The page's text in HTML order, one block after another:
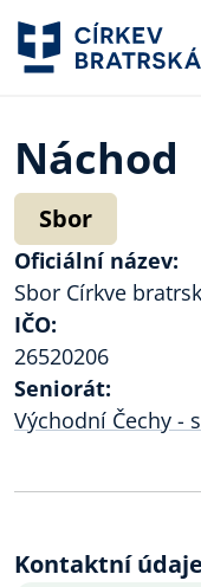
Náchod
Sbor
Oficiální název:
Sbor Církve
IČO:
26520206
Seniorát:
Východní Čechy -
Kontaktní údaje